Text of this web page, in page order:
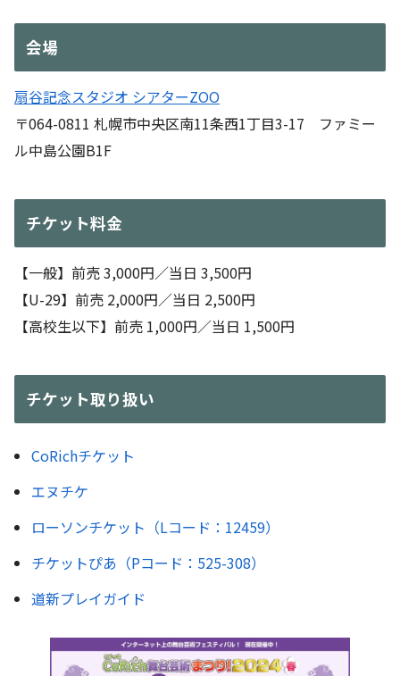
会場
扇谷記念スタジオ シアターZOO
〒064-0811 札幌市中央区南11条西1丁目3-17 ファミー
ル中島公園B1F
チケット料金
【一般】前売 3,000円／当日 3,500円
【U-29】前売 2,000円／当日 2,500円
【高校生以下】前売 1,000円／当日 1,500円
チケット取り扱い
CoRichチケット
エヌチケ
ローソンチケット（Lコード：12459）
チケットぴあ（Pコード：525-308）
道新プレイガイド